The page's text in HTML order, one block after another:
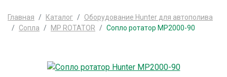
Главная Каталог
Оборудование Hunter для автополива
Сопла
MP ROTATOR Сопло ротатор MP2000-90